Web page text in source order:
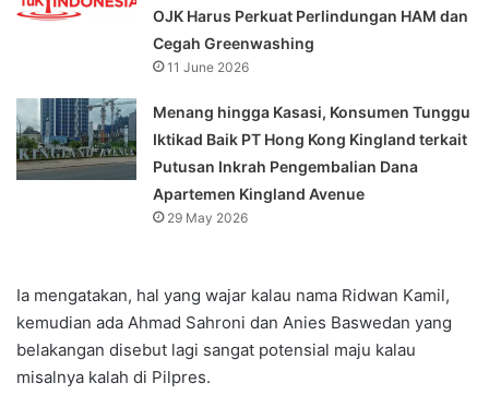
OJK Harus Perkuat Perlindungan HAM dan
Cegah Greenwashing
11 June 2026
Menang hingga Kasasi, Konsumen Tunggu
Iktikad Baik PT Hong Kong Kingland terkait
Putusan Inkrah Pengembalian Dana
Apartemen Kingland Avenue
29 May 2026
Ia mengatakan, hal yang wajar kalau nama Ridwan Kamil,
kemudian ada Ahmad Sahroni dan Anies Baswedan yang
belakangan disebut lagi sangat potensial maju kalau
misalnya kalah di Pilpres.